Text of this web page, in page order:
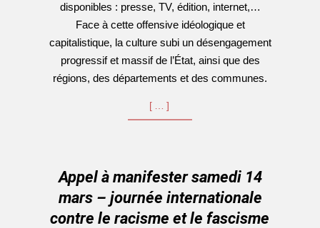
disponibles : presse, TV, édition, internet,…
Face à cette offensive idéologique et
capitalistique, la culture subi un désengagement
progressif et massif de l’État, ainsi que des
régions, des départements et des communes.
[…]
Appel à manifester samedi 14
mars – journée internationale
contre le racisme et le fascisme